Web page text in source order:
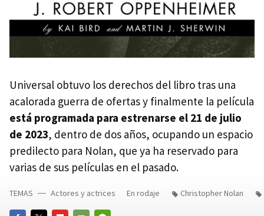
Universal obtuvo los derechos del libro tras una
acalorada guerra de ofertas y finalmente la película
está programada para estrenarse el 21 de julio
de 2023, dentro de dos años, ocupando un espacio
predilecto para Nolan, que ya ha reservado para
varias de sus películas en el pasado.
TEMAS Actores y actrices En rodaje Christopher Nolan